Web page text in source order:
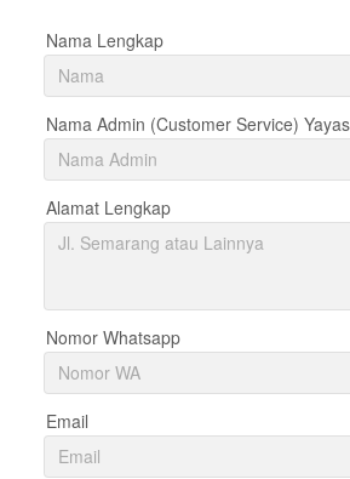
Nama Lengkap
Nama Admin (Customer Service)
Alamat Lengkap
Nomor Whatsapp
Email